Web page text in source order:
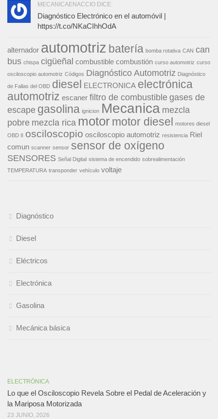
MECANICAENACCIO DICE:
Diagnóstico Electrónico en el automóvil |
https://t.co/NKaCIhhOdA
alternador automotriz batería bomba rotativa CAN can
bus chispa cigüeñal combustible combustión curso automotriz curso
osciloscopio automotriz Códigos Diagnóstico Automotriz Diagnóstico
de Fallas del OBD diesel ELECTRONICA electrónica
automotriz escaner filtro de combustible gases de
escape gasolina ignicion Mecanica mezcla
pobre mezcla rica motormotor diesel motores diesel
OBD II osciloscopio osciloscopio automotriz resistencia Riel
comun scanner sensor sensor de oxígeno
SENSORES Señal Digital sistema de encendido sobrealimentación
TEMPERATURA transponder vehículo voltaje
Diagnóstico
Diesel
Eléctricos
Electrónica
Gasolina
Mecánica básica
ELECTRÓNICA
Lo que el Osciloscopio Revela Sobre el Pedal de Aceleración y
la Mariposa Motorizada
23 JUNIO, 2026